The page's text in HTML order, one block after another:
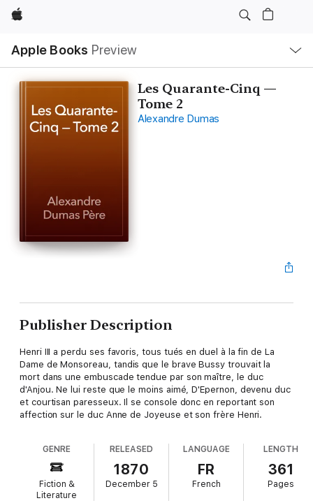
Apple
Apple Books Preview
Nav
Open
Menu
Les Quarante-Cinq —
Tome 2
Alexandre Dumas
Publisher Description
Henri III a perdu ses favoris, tous tués en duel à la fin de La
Dame de Monsoreau, tandis que le brave Bussy trouvait la
mort dans une embuscade tendue par son maître, le duc
d'Anjou. Ne lui reste que le moins aimé, D'Epernon, devenu duc
et courtisan paresseux. Il se console donc en reportant son
affection sur le duc Anne de Joyeuse et son frère Henri.
GENRE
Fiction &
Literature
RELEASED
1870
December 5
LANGUAGE
FR
French
LENGTH
361
Pages